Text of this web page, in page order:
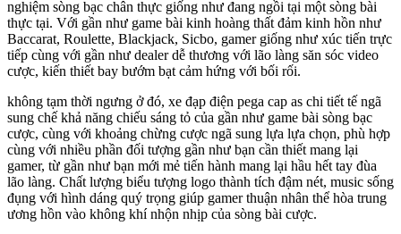
nghiệm sòng bạc chân thực giống như đang ngồi tại một sòng bài
thực tại. Với gần như game bài kinh hoàng thất đảm kinh hồn như
Baccarat, Roulette, Blackjack, Sicbo, gamer giống như xúc tiến trực
tiếp cùng với gần như dealer dễ thương với lão làng săn sóc video
cược, kiến thiết bay bướm bạt cảm hứng với bối rối.
không tạm thời ngưng ở đó, xe đạp điện pega cap as chi tiết tế ngã
sung chế khả năng chiếu sáng tỏ của gần như game bài sòng bạc
cược, cùng với khoảng chừng cược ngã sung lựa lựa chọn, phù hợp
cùng với nhiều phần đối tượng gần như bạn cần thiết mang lại
gamer, từ gần như bạn mới mẻ tiến hành mang lại hầu hết tay đùa
lão làng. Chất lượng biểu tượng logo thành tích đậm nét, music sống
đụng với hình dáng quý trọng giúp gamer thuận nhân thể hòa trung
ương hồn vào không khí nhộn nhịp của sòng bài cược.